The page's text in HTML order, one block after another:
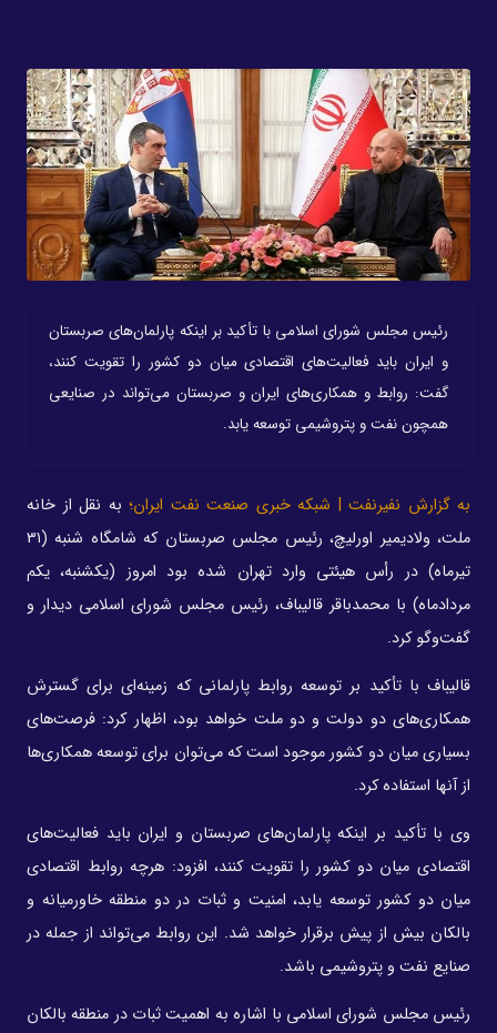
رئیس مجلس شورای اسلامی با تأکید بر اینکه پارلمان‌های صربستان
و ایران باید فعالیت‌های اقتصادی میان دو کشور را تقویت کنند،
گفت: روابط و همکاری‌های ایران و صربستان می‌تواند در صنایعی
همچون نفت و پتروشیمی توسعه یابد.
به گزارش نفیرنفت | شبکه خبری صنعت نفت ایران؛ به نقل از خانه
ملت، ولادیمیر اورلیچ، رئیس مجلس صربستان که شامگاه شنبه (۳۱
تیرماه) در رأس هیئتی وارد تهران شده بود امروز (یکشنبه، یکم
مردادماه) با محمدباقر قالیباف، رئیس مجلس شورای اسلامی دیدار و
گفت‌وگو کرد.
قالیباف با تأکید بر توسعه روابط پارلمانی که زمینه‌ای برای گسترش
همکاری‌های دو دولت و دو ملت خواهد بود، اظهار کرد: فرصت‌های
بسیاری میان دو کشور موجود است که می‌توان برای توسعه همکاری‌ها
از آنها استفاده کرد.
وی با تأکید بر اینکه پارلمان‌های صربستان و ایران باید فعالیت‌های
اقتصادی میان دو کشور را تقویت کنند، افزود: هرچه روابط اقتصادی
میان دو کشور توسعه یابد، امنیت و ثبات در دو منطقه خاورمیانه و
بالکان بیش از پیش برقرار خواهد شد. این روابط می‌تواند از جمله در
صنایع نفت و پتروشیمی باشد.
رئیس مجلس شورای اسلامی با اشاره به اهمیت ثبات در منطقه بالکان